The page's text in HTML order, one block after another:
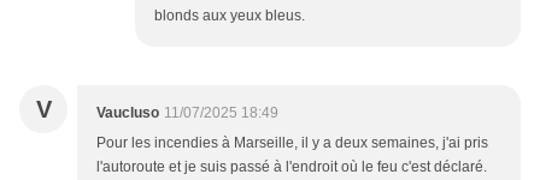
blonds aux yeux bleus.
V Vaucluso 11/07/2025 18:49
Pour les incendies à Marseille, il y a deux semaines, j'ai pris
l'autoroute et je suis passé à l'endroit où le feu c'est déclaré.